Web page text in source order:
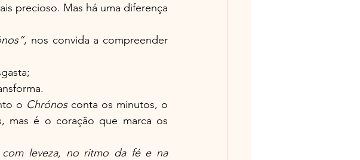
precioso. Mas há uma diferença
, nos convida a compreender
o Chrónos
mas é o coração que marca os
leveza, no ritmo da fé e na